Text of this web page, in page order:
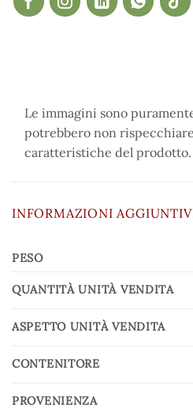
Le immagini sono
potrebbero non
caratteristiche del prodotto.
INFORMAZIONI
PESO
QUANTITÀ UNITÀ VENDITA
ASPETTO UNITÀ VENDITA
CONTENITORE
PROVENIENZA